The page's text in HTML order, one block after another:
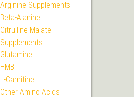
Arginine Supplements
Beta-Alanine
Citrulline Malate
Supplements
Glutamine
HMB
L-Carnitine
Other Amino Acids